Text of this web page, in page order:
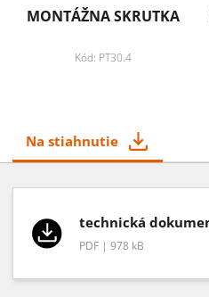
MONTÁŽNA SKRUTKA
Kód: PT30.4
Na stiahnutie
technická
PDF | 978 kB